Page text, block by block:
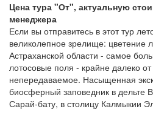
Цена тура "От", актуальную
менеджера
Если вы отправитесь в этот тур
великолепное зрелище: цветение
Астраханской области - самое
лотосовые поля - крайне далеко
непередаваемое. Насыщенная
биосферный заповедник в дельте
Сарай-бату, в столицу Калмыкии